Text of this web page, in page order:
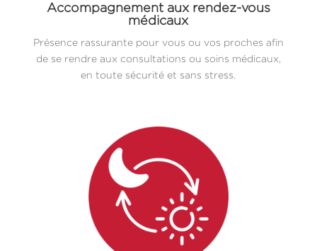
Accompagnement aux rendez-vous
médicaux
Présence rassurante pour vous ou vos proches afin
de se rendre aux consultations ou soins médicaux,
en toute sécurité et sans stress.